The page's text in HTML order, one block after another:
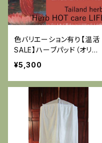
色バリエーション有り【温活
SALE】ハーブパッド（オリジ
ナルブレンド）
¥5,300